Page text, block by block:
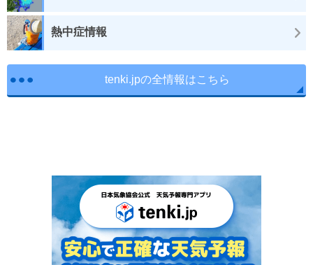
熱中症情報
tenki.jpの全情報はこちら